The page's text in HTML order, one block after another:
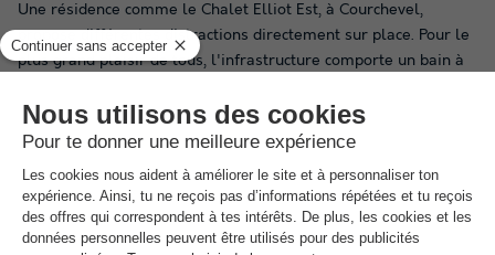
Une résidence comme le Chalet Elliot Est, à Courchevel,
propose différentes distractions directement sur place. Pour le
plus grand plaisir de tous, l'infrastructure comporte un bain à
uniquement. Au beau milieu d'un écosystème fait de nature, la
résidence est traversée par un lac. Rapprochez-vous de la
pratiquer la pêche.
On souhaite tous voir ses enfants avec un large sourire aux